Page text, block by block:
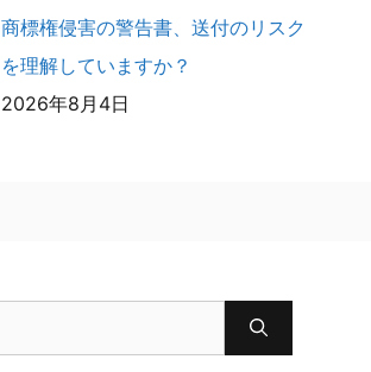
商標権侵害の警告書、送付のリスク
を理解していますか？
2026年8月4日